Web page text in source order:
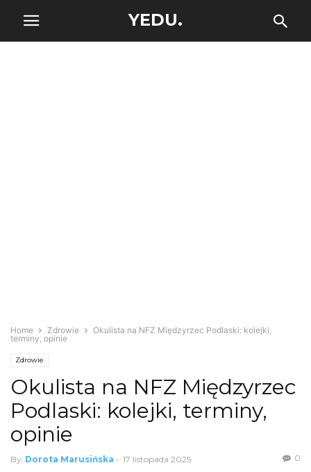
YEDU.
Home Zdrowie
Okulista na NFZ Międzyrzec Podlaski: kolejki,
terminy, opinie
Zdrowie
Okulista na NFZ Międzyrzec
Podlaski: kolejki, terminy,
opinie
By Dorota Marusińska - 17 listopada 2025 0